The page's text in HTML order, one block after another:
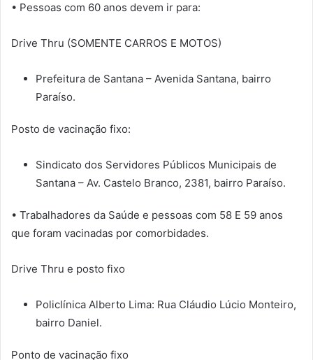
• Pessoas com 60 anos devem ir para:
Drive Thru (SOMENTE CARROS E MOTOS)
Prefeitura de Santana – Avenida Santana, bairro
Paraíso.
Posto de vacinação fixo:
Sindicato dos Servidores Públicos Municipais de
Santana – Av. Castelo Branco, 2381, bairro Paraíso.
• Trabalhadores da Saúde e pessoas com 58 E 59 anos
que foram vacinadas por comorbidades.
Drive Thru e posto fixo
Policlínica Alberto Lima: Rua Cláudio Lúcio Monteiro,
bairro Daniel.
Ponto de vacinação fixo